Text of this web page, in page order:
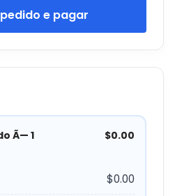
e pagar
Ã— 1 $0.00
$0.00